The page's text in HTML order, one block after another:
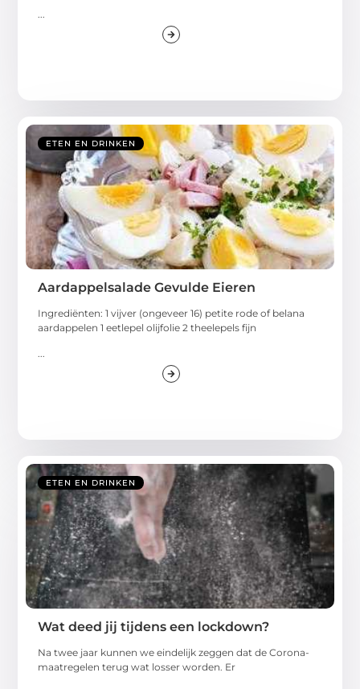
ETEN EN DRINKEN
Aardappelsalade Gevulde Eieren
Ingrediënten: 1 vijver (ongeveer 16) petite rode of belana
aardappelen 1 eetlepel olijfolie 2 theelepels fijn
ETEN EN DRINKEN
Wat deed jij tijdens een lockdown?
Na twee jaar kunnen we eindelijk zeggen dat de Corona-
maatregelen terug wat losser worden. Er